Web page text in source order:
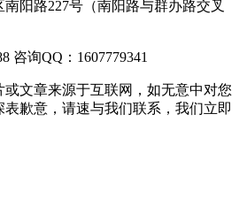
阳路227号（南阳路与群办路交叉
咨询QQ：1607779341
文章来源于互联网，如无意中对您
歉意，请速与我们联系，我们立即